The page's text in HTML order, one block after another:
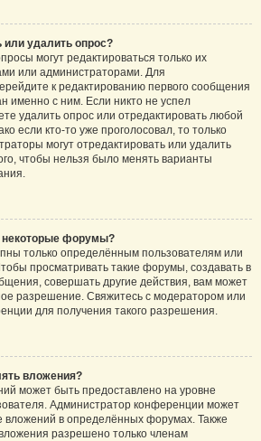
или удалить опрос?
могут редактироваться только их
или администраторами. Для
к редактированию первого сообщения
именно с ним. Если никто не успел
удалить опрос или отредактировать любой
если кто-то уже проголосовал, то только
могут отредактировать или удалить
чтобы нельзя было менять варианты
форумы?
только определённым пользователям или
просматривать такие форумы, создавать в
совершать другие действия, вам может
разрешение. Свяжитесь с модератором или
для получения такого разрешения.
вложения?
может быть предоставлено на уровне
Администратор конференции может
вложений в определённых форумах. Также
разрешено только членам